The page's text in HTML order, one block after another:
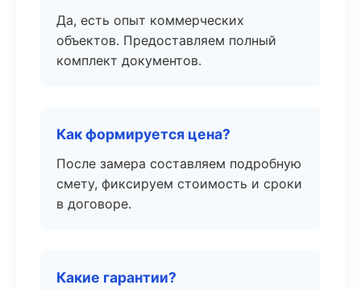
Да, есть опыт коммерческих
объектов. Предоставляем полный
комплект документов.
Как формируется цена?
После замера составляем подробную
смету, фиксируем стоимость и сроки
в договоре.
Какие гарантии?